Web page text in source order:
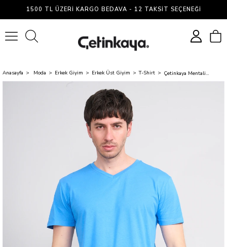
1500 TL ÜZERI KARGO BEDAVA - 12 TAKSIT SEÇENEĞI
Anasayfa Moda Erkek Giyim Erkek Üst Giyim T-Shirt Çetinkaya Mentality 2772 V Yaka Slimfit Basic T-shirt Koyu Mavi